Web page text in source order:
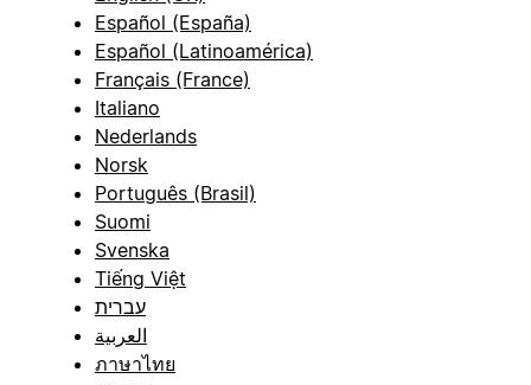
Español (España)
Español (Latinoamérica)
Français (France)
Italiano
Nederlands
Norsk
Português (Brasil)
Suomi
Svenska
Tiếng Việt
עברית
العربية
ภาษาไทย